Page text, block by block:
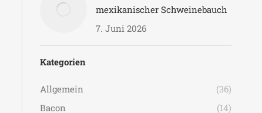
mexikanischer Schweinebauch
7. Juni 2026
Kategorien
Allgemein
(36)
Bacon
(14)